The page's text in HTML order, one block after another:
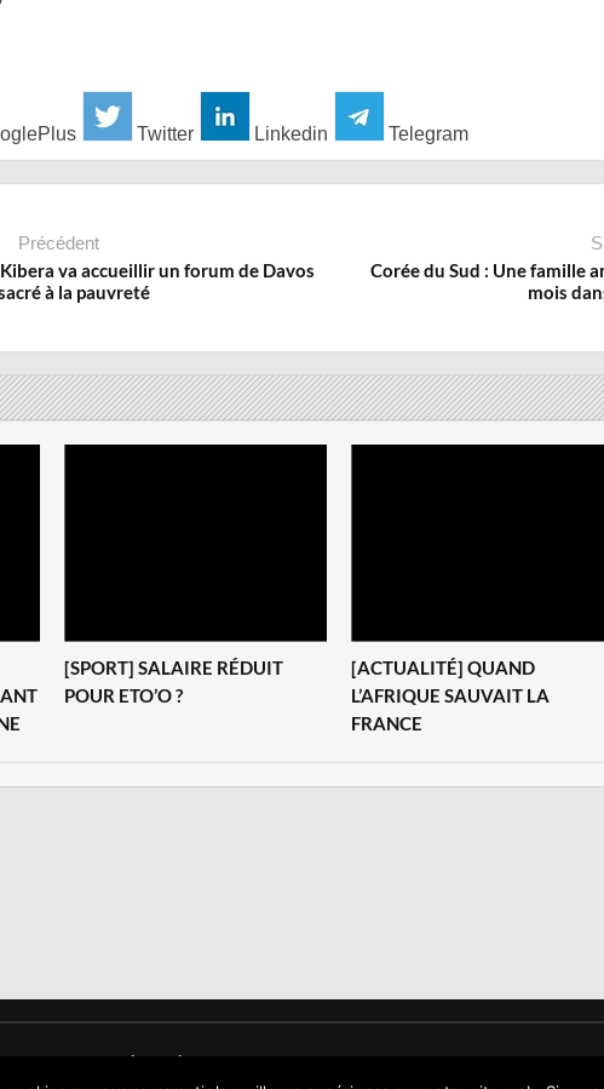
Twitter Linkedin Telegram
Précédent
va accueillir un forum de Davos
à la pauvreté
Corée du Sud : Une famille
mois
[SPORT] SALAIRE RÉDUIT
POUR ETO’O ?
[ACTUALITÉ] QUAND
L’AFRIQUE SAUVAIT LA
FRANCE